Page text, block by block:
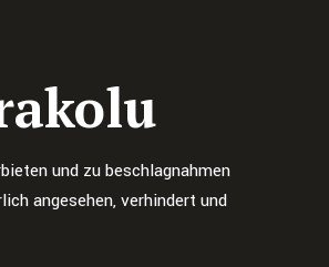
und zu beschlagnahmen
angesehen, verhindert und